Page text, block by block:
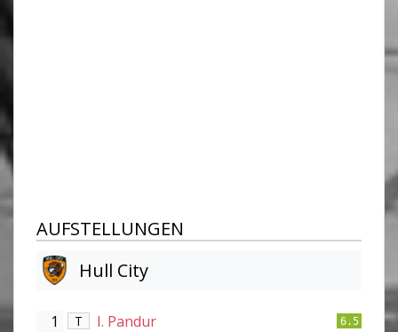
AUFSTELLUNGEN
Hull City
1 T I. Pandur 6.5